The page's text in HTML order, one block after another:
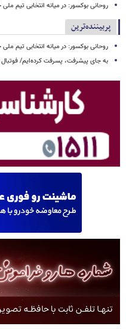
روحانی بوکسور: در میانه انتخابی تیم
پربیننده‌ترین
روحانی بوکسور: در میانه انتخابی تیم
به جای پیشرفت، پسرفت کرده‌ایم/